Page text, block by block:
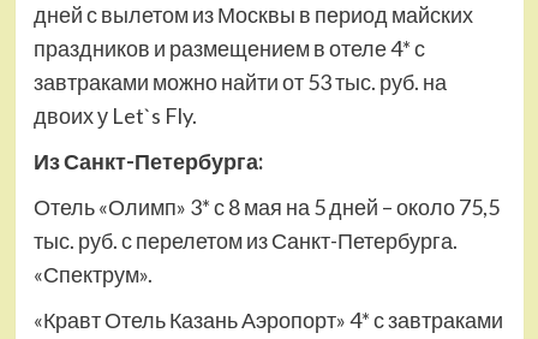
дней с вылетом из Москвы в период майских
праздников и размещением в отеле 4* с
завтраками можно найти от 53 тыс. руб. на
двоих у Let`s Fly.
Из Санкт-Петербурга:
Отель «Олимп» 3* с 8 мая на 5 дней – около 75,5
тыс. руб. с перелетом из Санкт-Петербурга.
«Спектрум».
«Кравт Отель Казань Аэропорт» 4* с завтраками